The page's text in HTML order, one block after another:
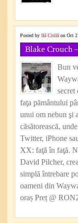
Posted by Ilă Citilă on Oct
Blake Crouch
Bun
secret
faţa pământului
unui om nebun şi
căsătorească,
Twitter, iPhone
XX: faţă în faţă.
David Pilcher,
simplă întrebare
oameni din
oraș Preț @